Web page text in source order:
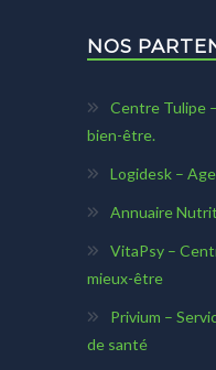
NOS
Centre Tulipe
bien-être.
Logidesk –
Annuaire
VitaPsy –
mieux-être
Privium –
de santé